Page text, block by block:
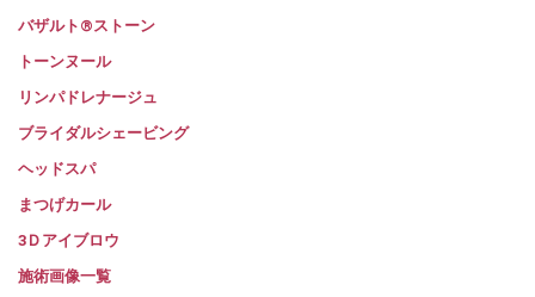
バザルト®ストーン
トーンヌール
リンパドレナージュ
ブライダルシェービング
ヘッドスパ
まつげカール
3Ｄアイブロウ
施術画像一覧